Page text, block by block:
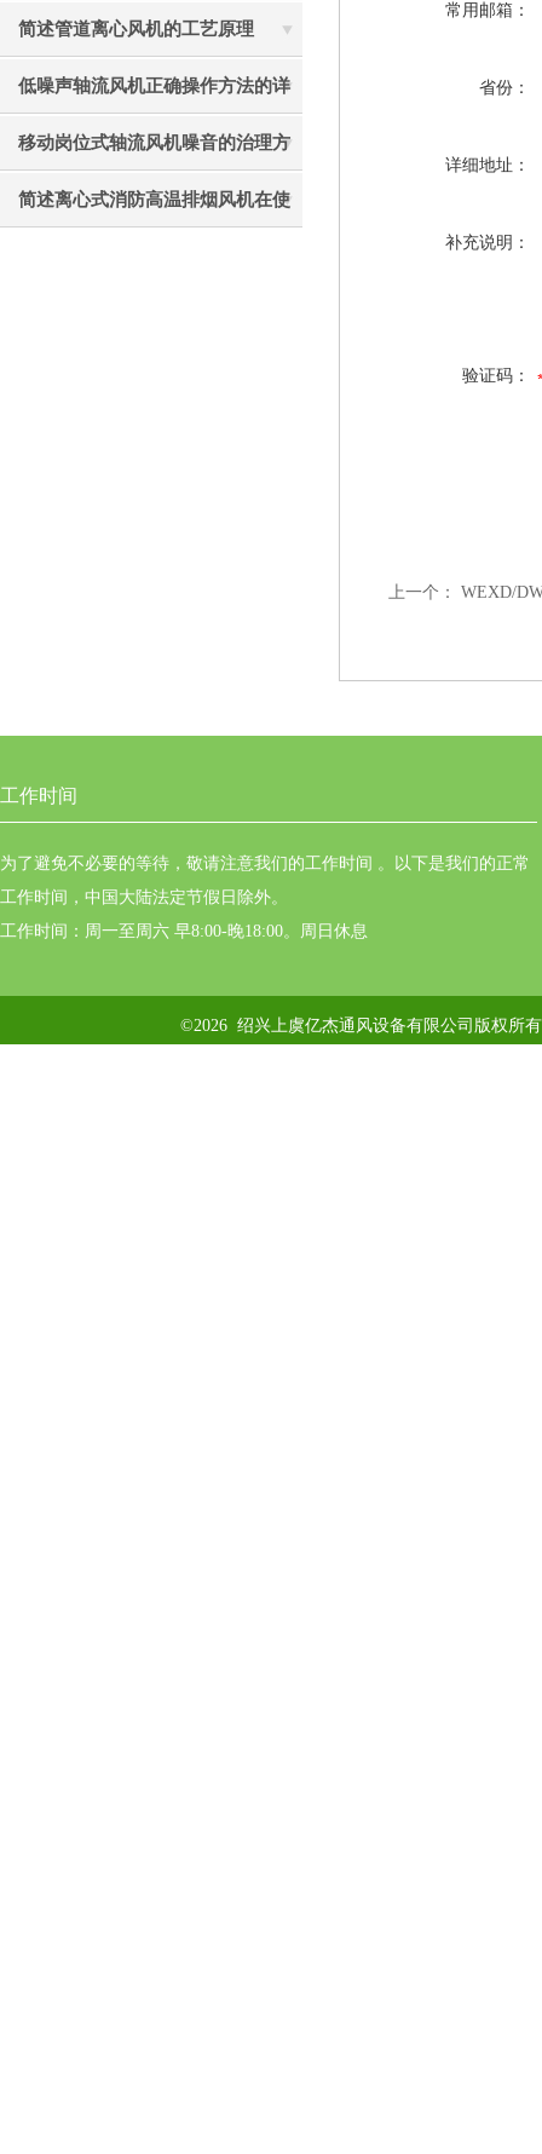
见故障相应解决方法
简述管道离心风机的工艺原理
低噪声轴流风机正确操作方法的详
细说明
移动岗位式轴流风机噪音的治理方
法介绍
简述离心式消防高温排烟风机在使
常用邮箱：
省份：
详细地址：
补充说明：
验证码：
上一个： WEXD/
工作时间
为了避免不必要的等待，敬请注意我们的工作时间 。以下是我们的正常
工作时间，中国大陆法定节假日除外。
工作时间：周一至周六 早8:00-晚18:00。周日休息
©2026 绍兴上虞亿杰通风设备有限公司版权所有